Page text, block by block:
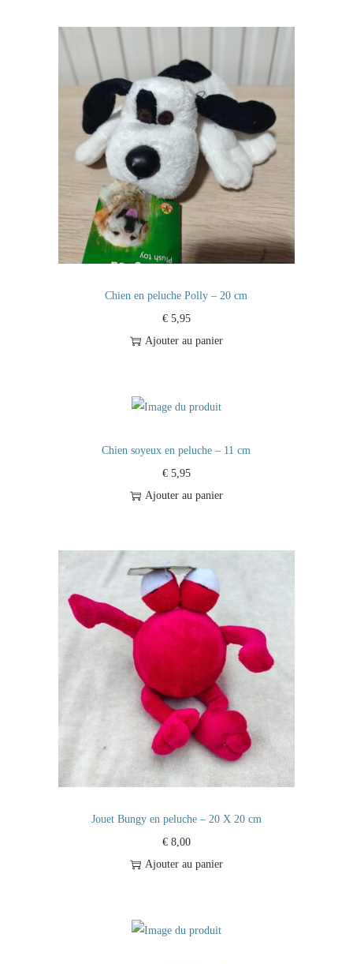
Chien en peluche Polly – 20 cm
€5,95
Ajouter au panier
Chien soyeux en peluche – 11 cm
€5,95
Ajouter au panier
Jouet Bungy en peluche – 20 X 20 cm
€8,00
Ajouter au panier